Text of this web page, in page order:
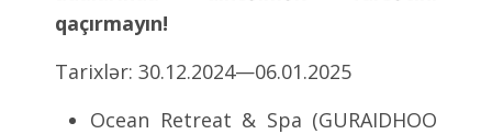
qaçırmayın!
Tarixlər: 30.12.2024—06.01.2025
Ocean Retreat & Spa (GURAIDHOO